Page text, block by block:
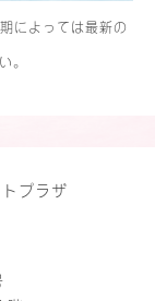
によっては最新の
。
プラザ